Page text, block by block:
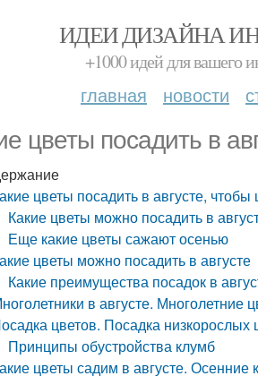
ИДЕИ ДИЗАЙНА
+1000 идей для вашего
главная новости
цветы посадить в
цветы посадить в августе,
Какие цветы можно посадить в
Еще какие цветы сажают осенью
цветы можно посадить в августе
Какие преимущества посадок в
в августе. Многолетние
цветов. Посадка низкорослых
Принципы обустройства клумб
цветы садим в августе. Осенние